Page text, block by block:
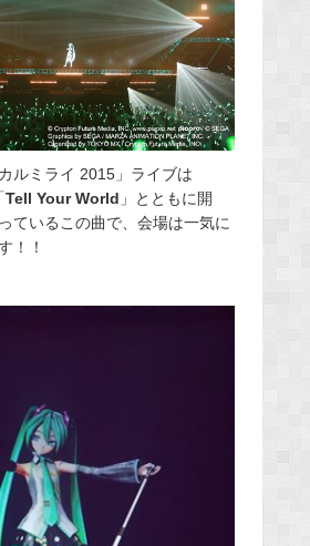
ルミライ 2015」ライブは
Tell Your World 」とともに開
ているこの曲で、会場は一気に
！！